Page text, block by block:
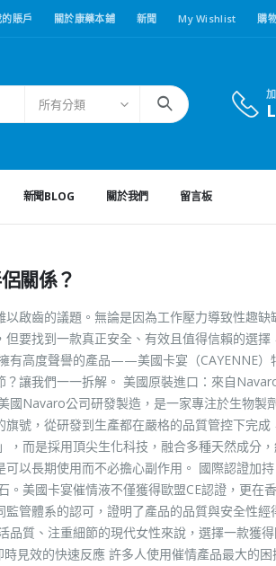
賬戶 關於康藥本鋪 新聞 My Wishlist 購
所有分類
新聞BLOG 關於我們 留言板
關係？
啟齒的議題。無論是因為工作壓力導致性趣缺
要找到一款真正安全、有效且值得信賴的選擇
有高度聲譽的產品——美國卡宴（CAYENNE）
讓我們一一拆解。 美國原裝進口：來自
國Navaro公司研發製造，是一家專注於生物製
號，從研發到生產都在嚴格的品質管控下完成
而是採用頂尖生化科技，融合多種天然成分
以長期使用而不必擔心副作用。 國際認證加
美國卡宴催情液不僅獲得歐盟CE認證，更在
管體系的認可，證明了產品的品質與安全性經
質、注重細節的現代女性來說，選擇一款獲
見效的快速反應 許多人使用催情產品最大的